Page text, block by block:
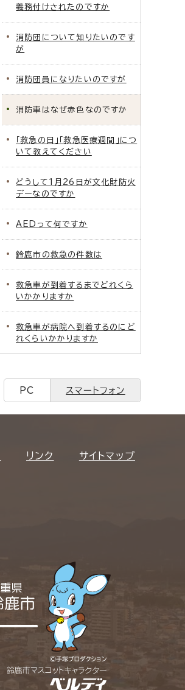
義務付けされたのですか
消防団について知りたいのです
が
消防団員になりたいのですが
消防車はなぜ赤色なのですか
「救急の日」「救急医療週間」につ
いて教えてください
どうして1月26日が文化財防火
デーなのですか
AEDって何ですか
鈴鹿市の救急の件数は
救急車が到着するまでどれくら
いかかりますか
救急車が病院へ到着するのにど
れくらいかかりますか
PC スマートフォン
リンク サイトマップ